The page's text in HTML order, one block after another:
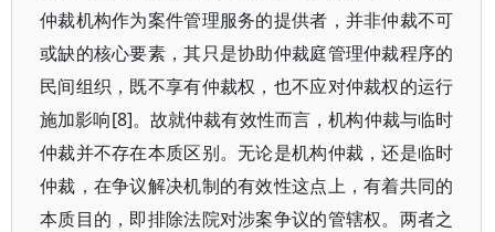
仲裁机构作为案件管理服务的提供者，并非仲裁不可
或缺的核心要素，其只是协助仲裁庭管理仲裁程序的
民间组织，既不享有仲裁权，也不应对仲裁权的运行
施加影响[8]。故就仲裁有效性而言，机构仲裁与临时
仲裁并不存在本质区别。无论是机构仲裁，还是临时
仲裁，在争议解决机制的有效性这点上，有着共同的
本质目的，即排除法院对涉案争议的管辖权。两者之